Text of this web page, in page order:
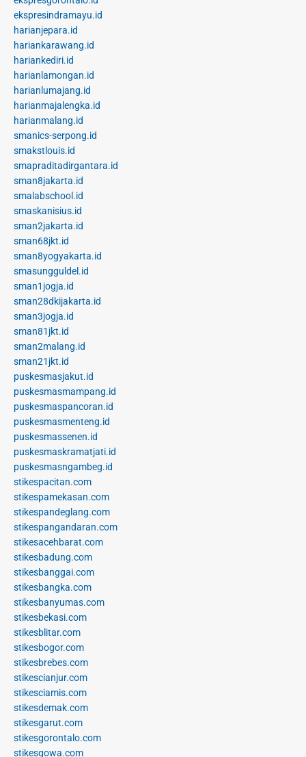
ekspresindramayu.id
harianjepara.id
hariankarawang.id
hariankediri.id
harianlamongan.id
harianlumajang.id
harianmajalengka.id
harianmalang.id
smanics-serpong.id
smakstlouis.id
smapraditadirgantara.id
sman8jakarta.id
smalabschool.id
smaskanisius.id
sman2jakarta.id
sman68jkt.id
sman8yogyakarta.id
smasungguldel.id
sman1jogja.id
sman28dkijakarta.id
sman3jogja.id
sman81jkt.id
sman2malang.id
sman21jkt.id
puskesmasjakut.id
puskesmasmampang.id
puskesmaspancoran.id
puskesmasmenteng.id
puskesmassenen.id
puskesmaskramatjati.id
puskesmasngambeg.id
stikespacitan.com
stikespamekasan.com
stikespandeglang.com
stikespangandaran.com
stikesacehbarat.com
stikesbadung.com
stikesbanggai.com
stikesbangka.com
stikesbanyumas.com
stikesbekasi.com
stikesblitar.com
stikesbogor.com
stikesbrebes.com
stikescianjur.com
stikesciamis.com
stikesdemak.com
stikesgarut.com
stikesgorontalo.com
stikesgowa.com